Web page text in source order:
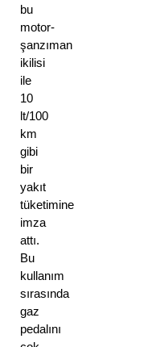
bu
motor-
şanzıman
ikilisi
ile
10
lt/100
km
gibi
bir
yakıt
tüketimine
imza
attı.
Bu
kullanım
sırasında
gaz
pedalını